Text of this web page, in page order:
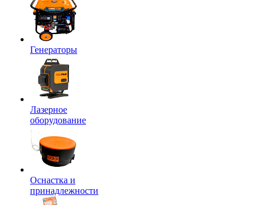
Генераторы
Лазерное
оборудование
Оснастка и
принадлежности